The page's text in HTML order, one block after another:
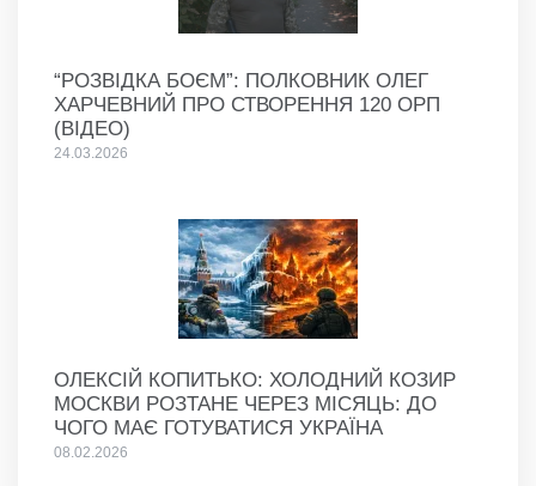
“РОЗВІДКА БОЄМ”: ПОЛКОВНИК ОЛЕГ
ХАРЧЕВНИЙ ПРО СТВОРЕННЯ 120 ОРП
(ВІДЕО)
24.03.2026
ОЛЕКСІЙ КОПИТЬКО: ХОЛОДНИЙ КОЗИР
МОСКВИ РОЗТАНЕ ЧЕРЕЗ МІСЯЦЬ: ДО
ЧОГО МАЄ ГОТУВАТИСЯ УКРАЇНА
08.02.2026